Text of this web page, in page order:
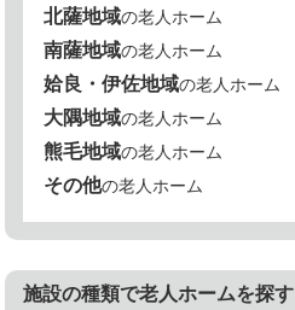
北薩地域の老人ホーム
南薩地域の老人ホーム
姶良・伊佐地域の老人ホーム
大隅地域の老人ホーム
熊毛地域の老人ホーム
その他の老人ホーム
施設の種類で老人ホームを探す